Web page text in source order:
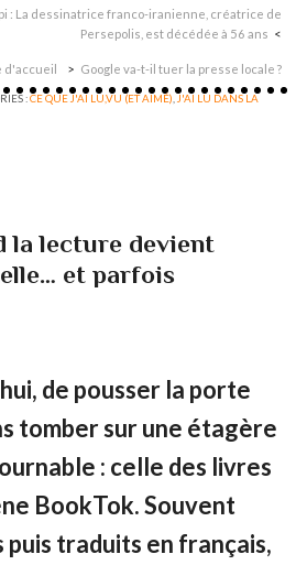
: La dessinatrice franco-iranienne, créatrice de
Persepolis, est décédée à 56 ans
d'accueil Google va-t-il tuer la presse locale ?
:CE QUE J'AI LU,VU (ET AIMÉ) ,J'AI LU DANS LA
la lecture devient
et parfois
de pousser la porte
tomber sur une étagère
: celle des livres
BookTok. Souvent
puis traduits en français,